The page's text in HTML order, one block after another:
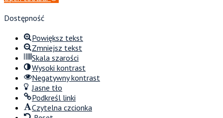
Dostępność
Powiększ tekst
Zmniejsz tekst
Skala szarości
Wysoki kontrast
Negatywny kontrast
Jasne tło
Podkreśl linki
Czytelna czcionka